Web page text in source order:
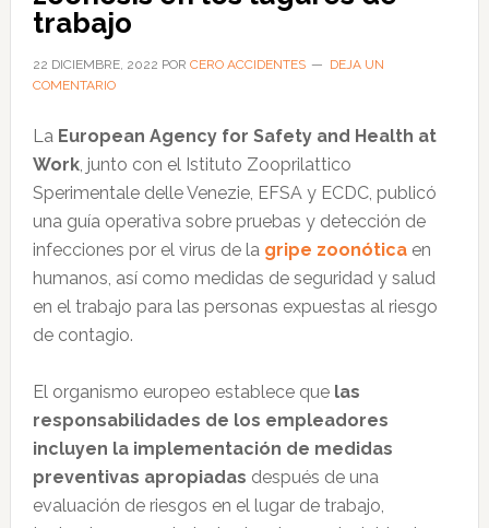
trabajo
22 DICIEMBRE, 2022 POR CERO ACCIDENTES
DEJA UN
COMENTARIO
La European Agency for Safety and Health at
Work, junto con el Istituto Zooprilattico
Sperimentale delle Venezie, EFSA y ECDC, publicó
una guía operativa sobre pruebas y detección de
infecciones por el virus de la gripe zoonóticaen
humanos, así como medidas de seguridad y salud
en el trabajo para las personas expuestas al riesgo
de contagio.
El organismo europeo establece que las
responsabilidades de los empleadores
incluyen la implementación de medidas
preventivas apropiadas después de una
evaluación de riesgos en el lugar de trabajo,